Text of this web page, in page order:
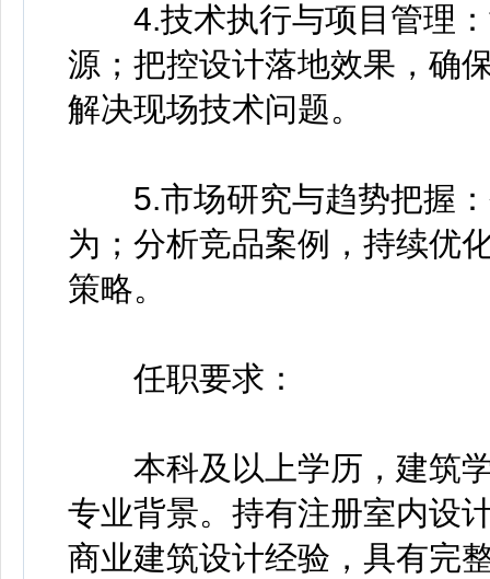
4.技术执行与项目管理：
源；把控设计落地效果，确
解决现场技术问题。
5.市场研究与趋势把握：
为；分析竞品案例，持续优
策略。
任职要求：
本科及以上学历，建筑学
专业背景。持有注册室内设
商业建筑设计经验，具有完